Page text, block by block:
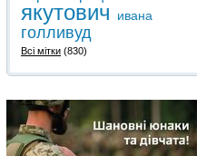
якутович ивана
голливуд
Всі мітки (830)